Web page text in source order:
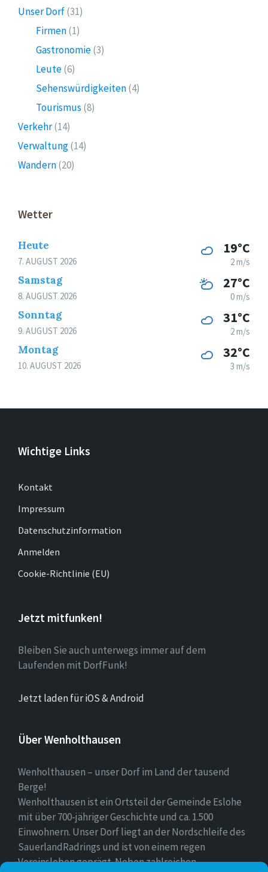
Unser Dorf(31)
Firmen(1)
Gastronomie(3)
Leute(6)
Sehenswürdigkeiten(4)
Tourismus (8)
Verkehr(14)
Verwaltung(14)
Wandern(20)
Wetter
Heute
7. AUGUST 2026
19°C
2 m/s
Samstag
8. AUGUST 2026
27°C
0 m/s
Sonntag
9. AUGUST 2026
31°C
2 m/s
Montag
10. AUGUST 2026
32°C
3 m/s
Wichtige Links
Kontakt
Impressum
Datenschutzinformation
Anmelden
Cookie-Richtlinie (EU)
Jetzt mitfunken!
Bleiben Sie auch unterwegs immer auf dem
Laufenden mit DorfFunk!
Jetzt laden für iOS & Android
Über Wenholthausen
Wenholthausen – unser Dorf im Land der tausend
Berge!
Wenholthausen ist ein Ortsteil der Gemeinde Eslohe
mit über 700-jähriger Geschichte und ca. 1.500
Einwohnern. Unser Dorf liegt an der Nordschleife des
SauerlandRadrings und ist von einem regen
Vereinsleben geprägt. Neben zahlreichen